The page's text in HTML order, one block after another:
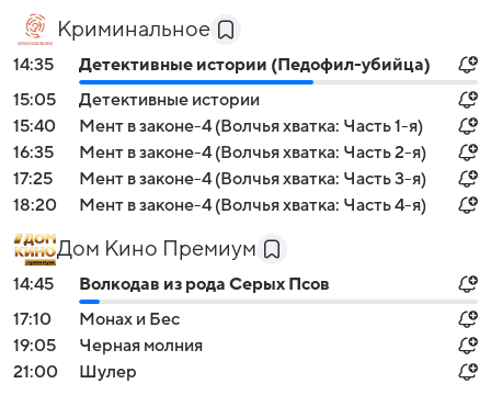
Криминальное
14:35
Детективные истории (Педофил-убийца)
15:05
Детективные истории
15:40
Мент в законе-4 (Волчья хватка: Часть 1-я)
16:35
Мент в законе-4 (Волчья хватка: Часть 2-я)
17:25
Мент в законе-4 (Волчья хватка: Часть 3-я)
18:20
Мент в законе-4 (Волчья хватка: Часть 4-я)
Дом Кино Премиум
14:45
Волкодав из рода Серых Псов
17:10
Монах и Бес
19:05
Черная молния
21:00
Шулер